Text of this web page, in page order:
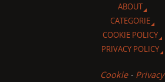
ABOUT
CATEGORIE
COOKIE POLICY
PRIVACY POLICY
Cookie- Privacy